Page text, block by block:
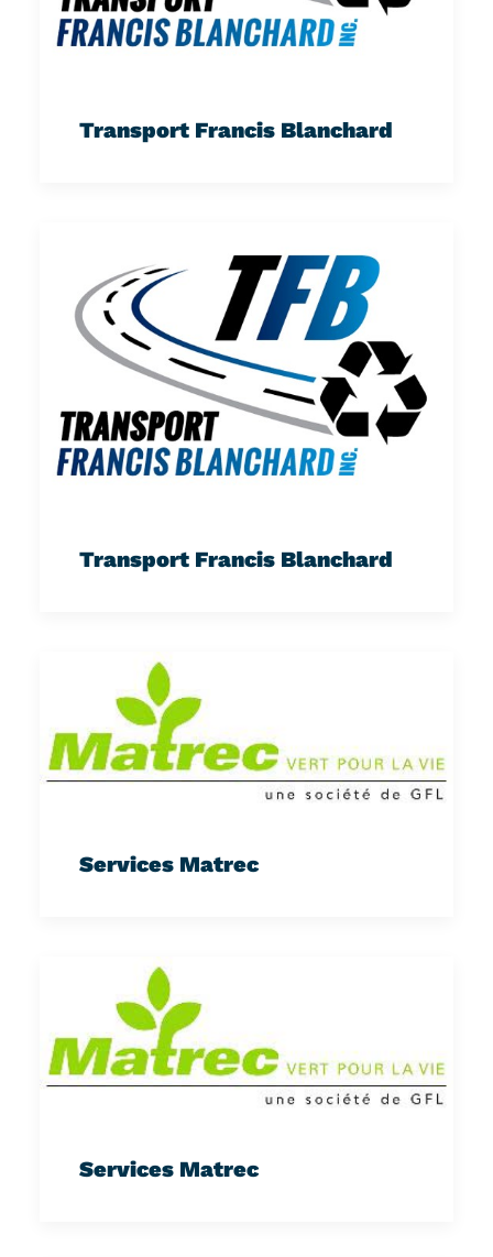
Transport Francis Blanchard
Transport Francis Blanchard
Services Matrec
Services Matrec